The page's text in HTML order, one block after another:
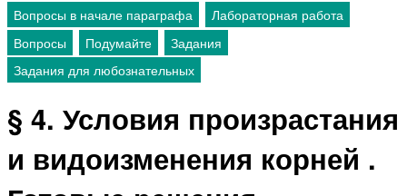
Вопросы в начале параграфа
Лабораторная работа
Вопросы
Подумайте
Задания
Задания для любознательных
§ 4. Условия произрастания
и видоизменения корней .